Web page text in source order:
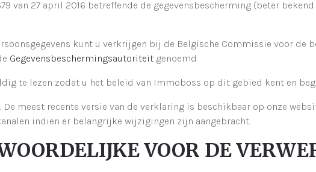
van 27 april 2016 betreffende de gegevensbescherming (beter bekend
kunt u verkrijgen bij de Belgische Commissie voor de
Gegevensbeschermingsautoriteit genoemd.
te lezen zodat u het beleid van Immoboss op dit gebied kent en
meest recente versie van de verklaring is beschikbaar op onze
indien er belangrijke wijzigingen zijn aangebracht.
VOOR DE